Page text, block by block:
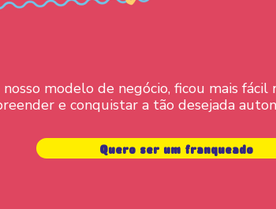
nosso modelo de negócio, ficou mais fácil
e conquistar a tão desejada
Quero ser um franqueado